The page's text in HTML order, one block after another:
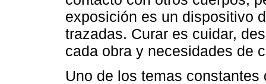
exposición es un dispositivo
trazadas. Curar es cuidar,
cada obra y necesidades de
Uno de los temas